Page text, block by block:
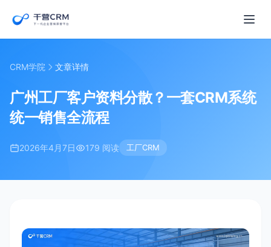
CRM学院 文章详情
广州工厂客户资料分散？一套CRM系统
统一销售全流程
2026年4月7日 179 阅读 工厂CRM